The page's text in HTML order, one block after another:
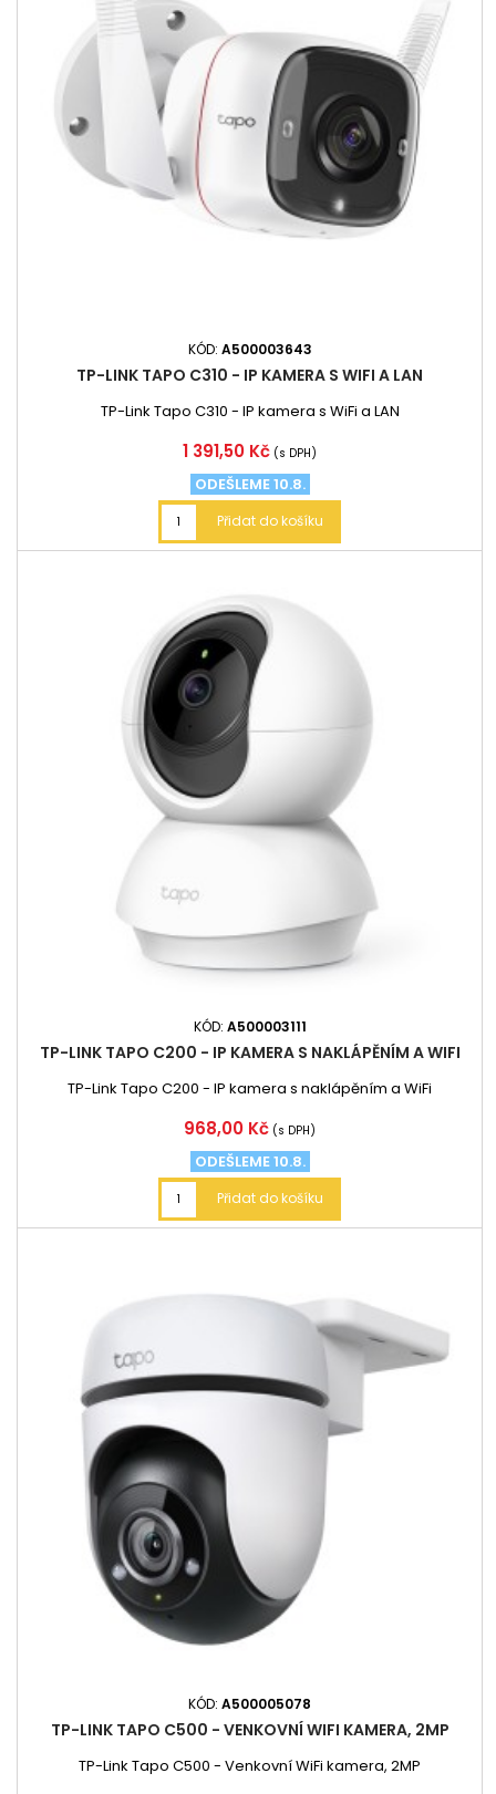
KÓD: A500003643
TP-LINK TAPO C310 - IP KAMERA S WIFI A LAN
TP-Link Tapo C310 - IP kamera s WiFi a LAN
Cena
1 391,50 Kč (s DPH)
ODEŠLEME 10.8.
Přidat do košíku
KÓD: A500003111
TP-LINK TAPO C200 - IP KAMERA S NAKLÁPĚNÍM A WIFI
TP-Link Tapo C200 - IP kamera s naklápěním a WiFi
Cena
968,00 Kč (s DPH)
ODEŠLEME 10.8.
Přidat do košíku
KÓD: A500005078
TP-LINK TAPO C500 - VENKOVNÍ WIFI KAMERA, 2MP
TP-Link Tapo C500 - Venkovní WiFi kamera, 2MP